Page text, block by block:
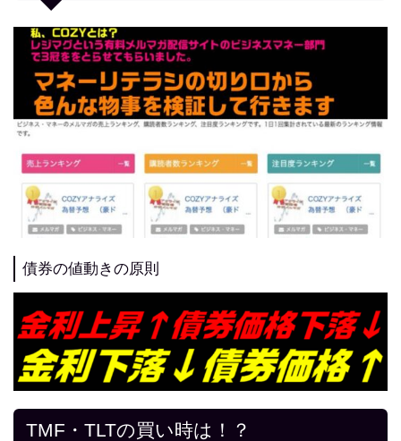
債券の値動きの原則
TMF・TLTの買い時は！？